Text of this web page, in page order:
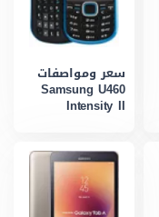
سعر ومواصفات
Samsung U460
Intensity II